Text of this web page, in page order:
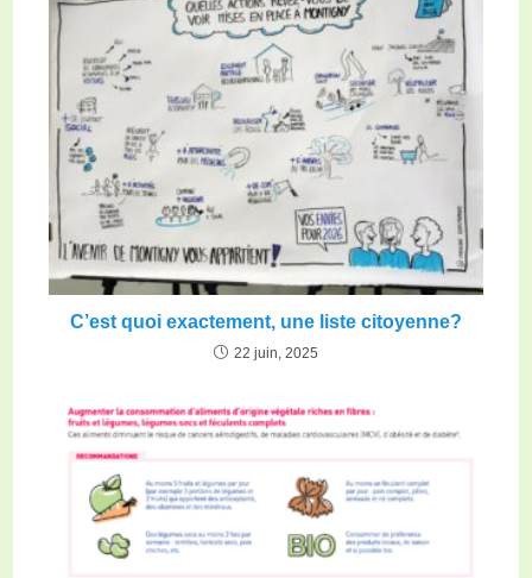
C’est quoi exactement, une liste citoyenne?
22 juin, 2025